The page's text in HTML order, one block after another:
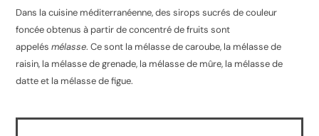
Dans la cuisine méditerranéenne, des sirops sucrés de couleur
foncée obtenus à partir de concentré de fruits sont
appelésmélasse. Ce sont la mélasse de caroube, la mélasse de
raisin, la mélasse de grenade, la mélasse de mûre, la mélasse de
datte et la mélasse de figue.